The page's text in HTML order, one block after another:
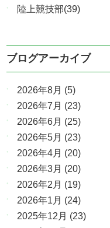
陸上競技部(39)
ブログアーカイブ
2026年8月 (5)
2026年7月 (23)
2026年6月 (25)
2026年5月 (23)
2026年4月 (20)
2026年3月 (20)
2026年2月 (19)
2026年1月 (24)
2025年12月 (23)